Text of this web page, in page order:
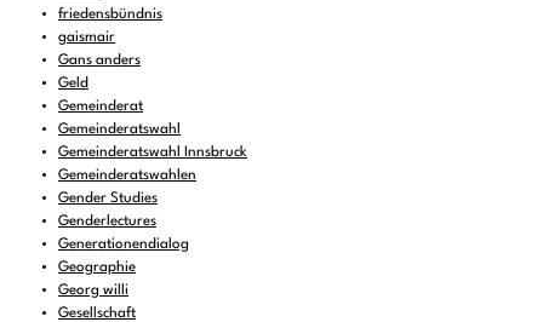
friedensbündnis
gaismair
Gans anders
Geld
Gemeinderat
Gemeinderatswahl
Gemeinderatswahl Innsbruck
Gemeinderatswahlen
Gender Studies
Genderlectures
Generationendialog
Geographie
Georg willi
Gesellschaft